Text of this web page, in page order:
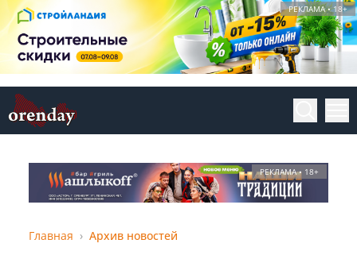
РЕКЛАМА • 18+
РЕКЛАМА • 18+
Главная Архив новостей